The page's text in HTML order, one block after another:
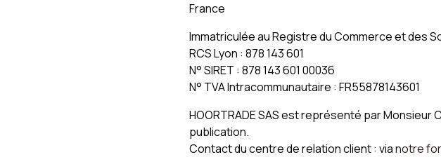
France
Immatriculée au Registre du Commerce et des
RCS Lyon : 878 143 601
N° SIRET : 878 143 601 00036
N° TVA Intracommunautaire : FR55878143601
HOORTRADE SAS est représenté par Monsieur
publication.
Contact du centre de relation client : vianotre